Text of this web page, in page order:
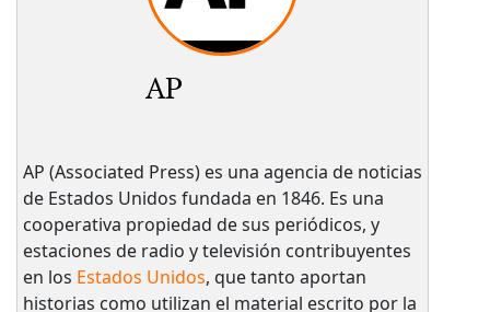
AP
AP (Associated Press) es una agencia de noticias
de Estados Unidos fundada en 1846. Es una
cooperativa propiedad de sus periódicos, y
estaciones de radio y televisión contribuyentes
en los Estados Unidos, que tanto aportan
historias como utilizan el material escrito por la